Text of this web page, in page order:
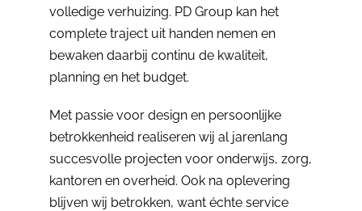
volledige verhuizing. PD Group kan het
complete traject uit handen nemen en
bewaken daarbij continu de kwaliteit,
planning en het budget.
Met passie voor design en persoonlijke
betrokkenheid realiseren wij al jarenlang
succesvolle projecten voor onderwijs, zorg,
kantoren en overheid. Ook na oplevering
blijven wij betrokken, want échte service